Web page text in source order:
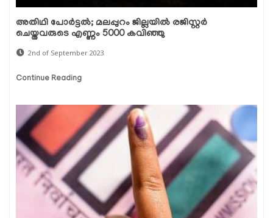
അതിഥി പോർട്ടൽ; മലപ്പുറം ജില്ലയിൽ രജിസ്റ്റർ
ചെയ്തവരുടെ എണ്ണം 5000 കവിഞ്ഞു
2nd of September 2023
Continue Reading